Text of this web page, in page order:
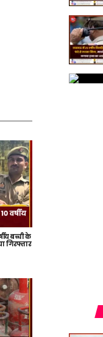
बच्ची के
गिरफ्तार